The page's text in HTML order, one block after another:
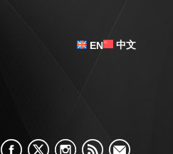
EN 中文